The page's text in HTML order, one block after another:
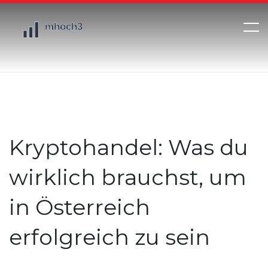
Kryptohandel: Was du
wirklich brauchst, um
in Österreich
erfolgreich zu sein